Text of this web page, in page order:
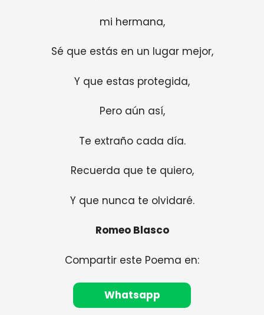
mi hermana,
Sé que estás en un lugar mejor,
Y que estas protegida,
Pero aún así,
Te extraño cada día.
Recuerda que te quiero,
Y que nunca te olvidaré.
Romeo Blasco
Compartir este Poema en:
Whatsapp